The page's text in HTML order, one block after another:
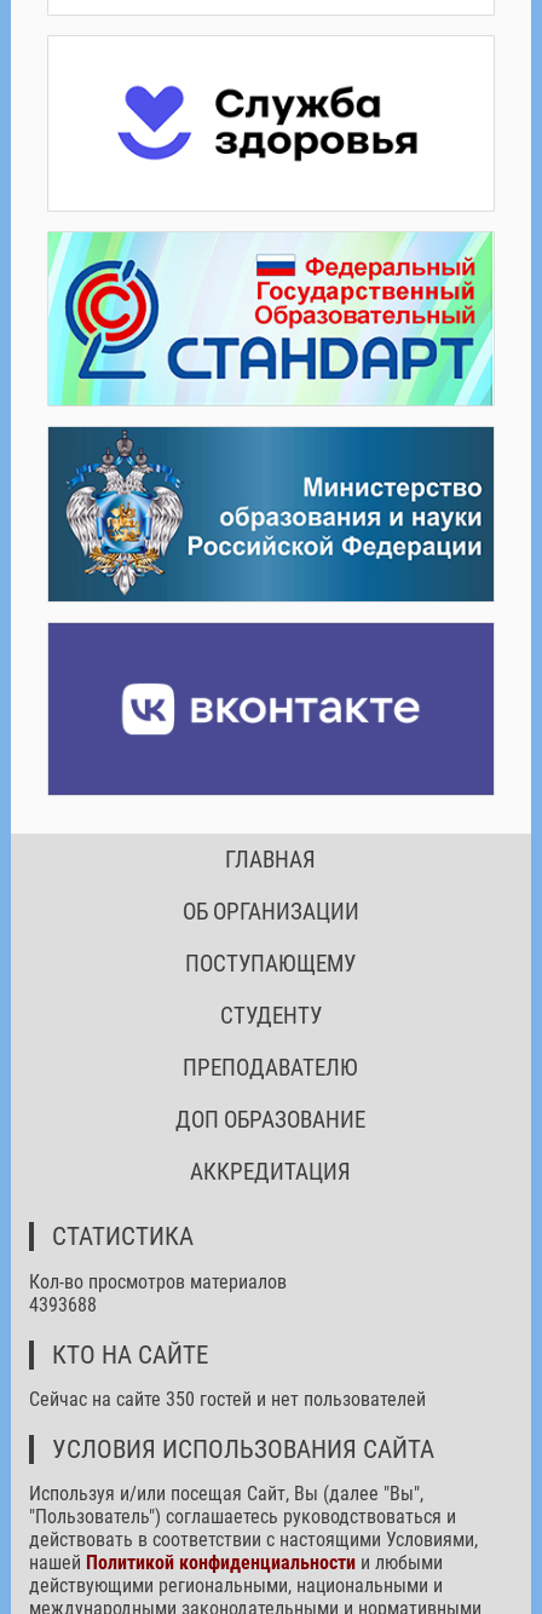
ГЛАВНАЯ
ОБ ОРГАНИЗАЦИИ
ПОСТУПАЮЩЕМУ
СТУДЕНТУ
ПРЕПОДАВАТЕЛЮ
ДОП ОБРАЗОВАНИЕ
АККРЕДИТАЦИЯ
СТАТИСТИКА
Кол-во просмотров материалов
4393688
КТО НА САЙТЕ
Сейчас на сайте 350 гостей и нет пользователей
УСЛОВИЯ ИСПОЛЬЗОВАНИЯ САЙТА
Используя и/или посещая Сайт, Вы (далее "Вы",
"Пользователь") соглашаетесь руководствоваться и
действовать в соответствии с настоящими Условиями,
нашей Политикой конфиденциальностии любыми
действующими региональными, национальными и
международными законодательными и нормативными